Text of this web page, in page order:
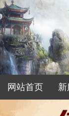
网站首页 新